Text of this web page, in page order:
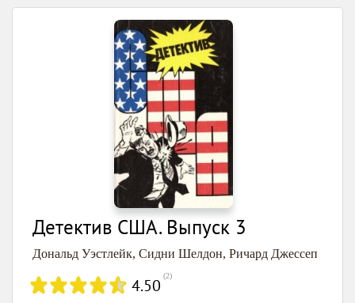
Детектив США. Выпуск 3
Дональд Уэстлейк, Сидни Шелдон, Ричард Джессеп
4.50 (2)